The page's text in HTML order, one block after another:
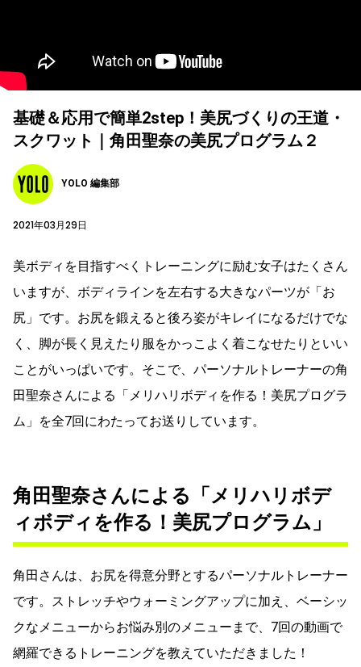
基礎＆応用で簡単2step！美尻づくりの王道・
スクワット｜角田聖奈の美尻プログラム２
YOLO 編集部
2021年03月29日
美ボディを目指すべくトレーニングに励む女子はたくさん
いますが、ボディラインを左右する大きなパーツが「お
尻」です。お尻を鍛えると後ろ姿がキレイになるだけでな
く、脚が長く見えたり服をかっこよく着こなせたりといい
ことがいっぱいです。そこで、パーソナルトレーナーの角
田聖奈さんによる「メリハリボディを作る！美尻プログラ
ム」を全7回にわたってお送りしています。
角 田聖奈さんによる「メリハリボデ
ィボディを作る！美尻プログラム」
角田さんは、お尻を得意分野とするパーソナルトレーナー
です。ストレッチやウォーミングアップに加え、ベーシッ
クなメニューからお悩み別のメニューまで、7回の動画で
網羅できるトレーニングを教えていただきました！